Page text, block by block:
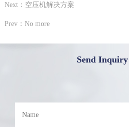
Next：空压机解决方案
Prev：No more
Send